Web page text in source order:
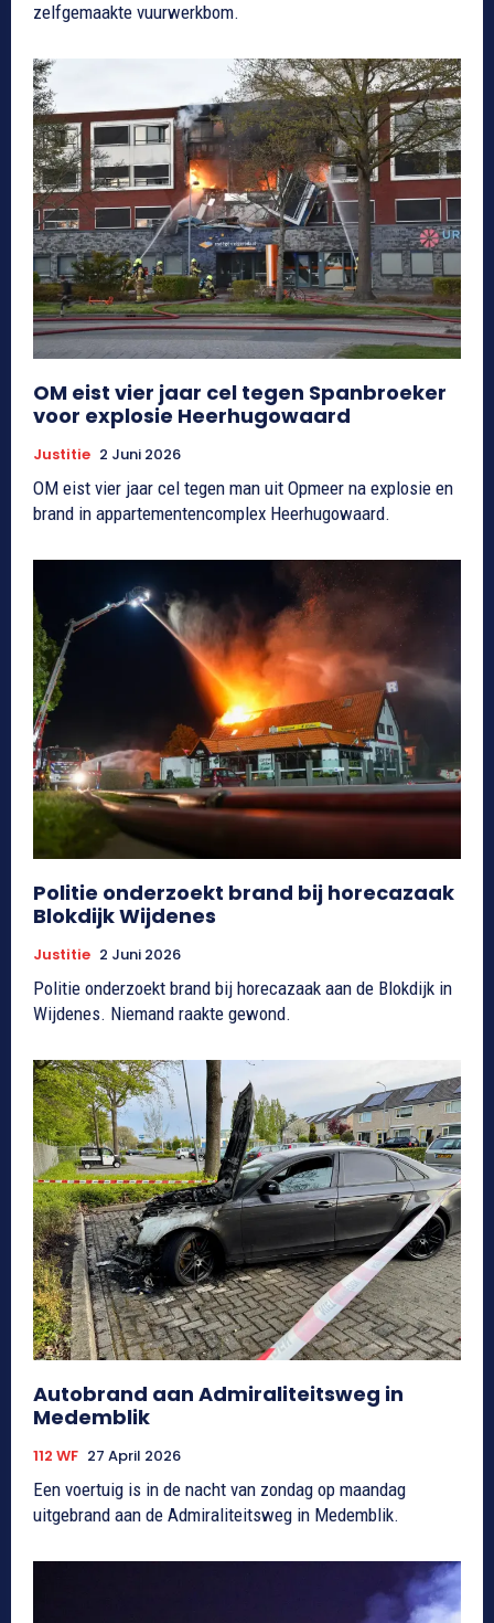
zelfgemaakte vuurwerkbom.
OM eist vier jaar cel tegen Spanbroeker
voor explosie Heerhugowaard
Justitie 2 Juni 2026
OM eist vier jaar cel tegen man uit Opmeer na explosie en
brand in appartementencomplex Heerhugowaard.
Politie onderzoekt brand bij horecazaak
Blokdijk Wijdenes
Justitie 2 Juni 2026
Politie onderzoekt brand bij horecazaak aan de Blokdijk in
Wijdenes. Niemand raakte gewond.
Autobrand aan Admiraliteitsweg in
Medemblik
112 WF 27 April 2026
Een voertuig is in de nacht van zondag op maandag
uitgebrand aan de Admiraliteitsweg in Medemblik.